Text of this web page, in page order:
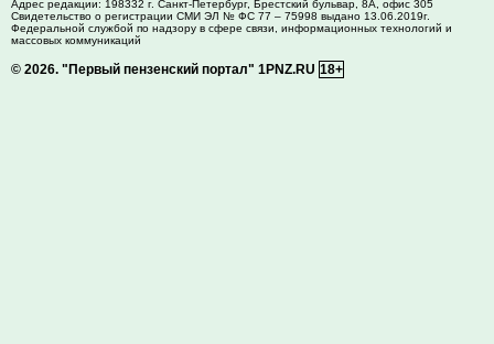
Адрес редакции: 198332 г. Санкт-Петербург, Брестский бульвар, 8А, офис 305
Свидетельство о регистрации СМИ ЭЛ № ФС 77 – 75998 выдано 13.06.2019г.
Федеральной службой по надзору в сфере связи, информационных технологий и
массовых коммуникаций
© 2026. "Первый пензенский портал" 1PNZ.RU 18+